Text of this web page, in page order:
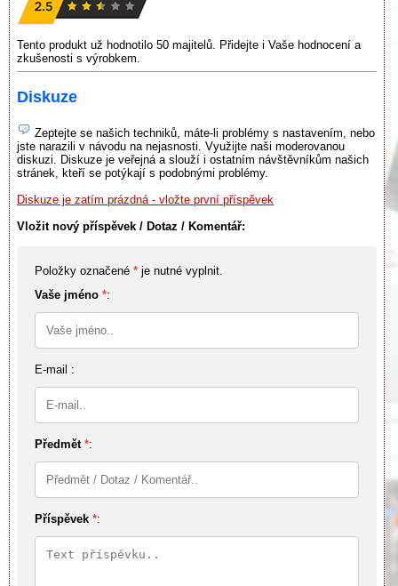
Tento produkt už hodnotilo 50 majitelů. Přidejte i Vaše hodnocení a
zkušenosti s výrobkem.
Diskuze
Zeptejte se našich techniků, máte-li problémy s nastavením, nebo
jste narazili v návodu na nejasnosti. Využijte naši moderovanou
diskuzi. Diskuze je veřejná a slouží i ostatním návštěvníkům našich
stránek, kteří se potýkají s podobnými problémy.
Diskuze je zatím prázdná - vložte první příspěvek
Vložit nový příspěvek / Dotaz / Komentář:
Položky označené * je nutné vyplnit.
Vaše jméno *:
E-mail :
Předmět *:
Příspěvek *: